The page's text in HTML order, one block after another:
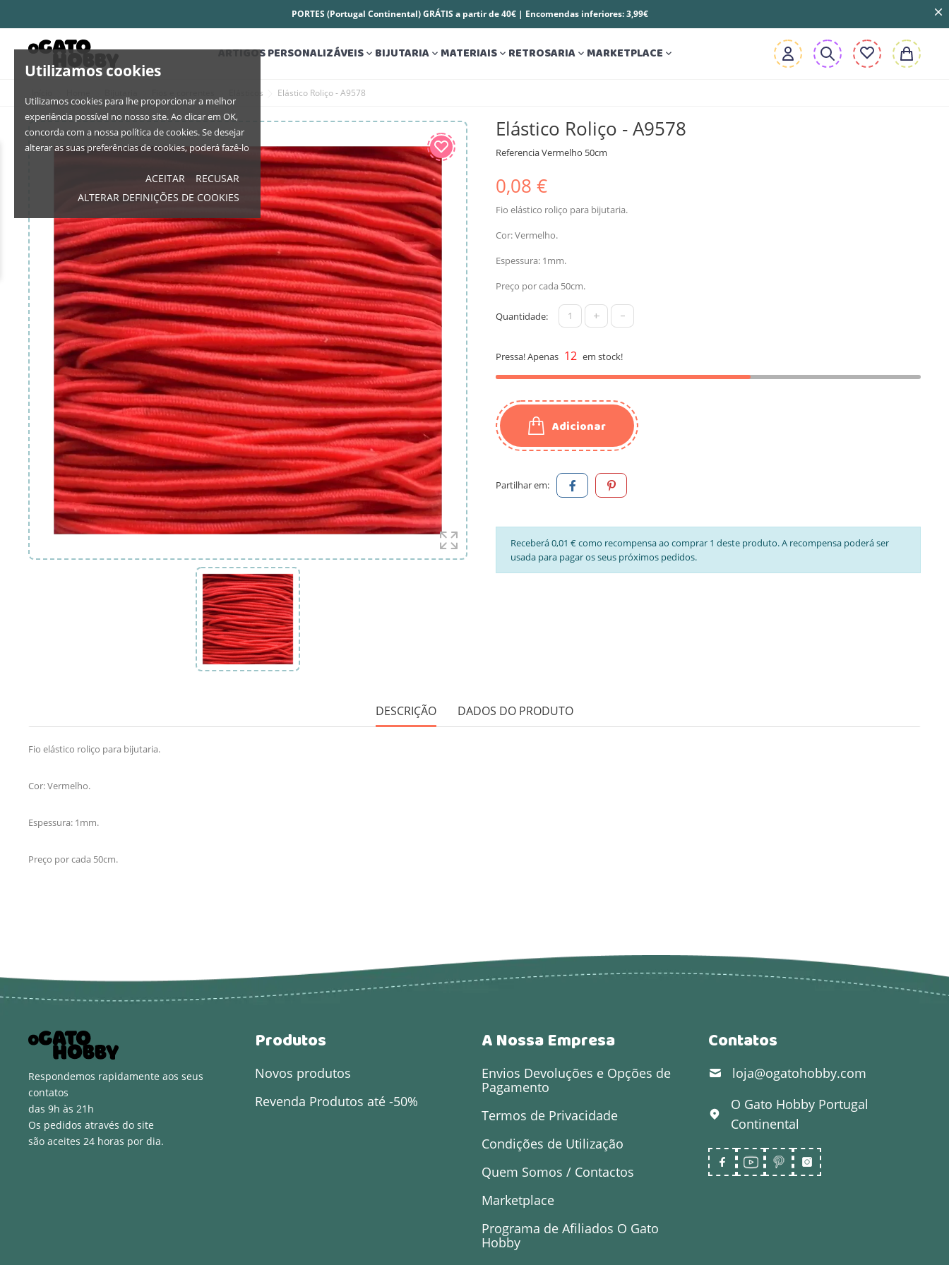
Utilizamos cookies
Utilizamos cookies para lhe proporcionar a melhor
experiência possível no nosso site. Ao clicar em OK,
concorda com a nossa política de cookies. Se desejar
alterar as suas preferências de cookies, poderá fazê-lo
ACEITAR
RECUSAR
ALTERAR DEFINIÇÕES DE COOKIES
PORTES (Portugal Continental) GRÁTIS a partir de 40€ | Encomendas inferiores: 3,99€
ARTIGOS PERSONALIZÁVEIS BIJUTARIA MATERIAIS RETROSARIA MARKETPLACE 
Elásticos Elástico Roliço - A9578
Elástico Roliço - A9578
ReferenciaVermelho 50cm
0,08 €
Fio elástico roliço para bijutaria.
Cor: Vermelho.
Espessura: 1mm.
Preço por cada 50cm.
Quantidade: + -
Pressa! Apenas 12 em stock!
Adicionar
Partilhar em:
Receberá 0,01 € como recompensa ao comprar 1 deste produto. A recompensa poderá ser
usada para pagar os seus próximos pedidos.
DESCRIÇÃO DADOS DO PRODUTO
Fio elástico roliço para bijutaria.
Cor: Vermelho.
Espessura: 1mm.
Preço por cada 50cm.
Respondemos rapidamente aos seus
contatos
das 9h às 21h
Os pedidos através do site
são aceites 24 horas por dia.
Produtos
Novos produtos
Revenda Produtos até -50%
A Nossa Empresa
Envios Devoluções e Opções de
Pagamento
Termos de Privacidade
Condições de Utilização
Quem Somos / Contactos
Marketplace
Programa de Afiliados O Gato
Hobby
Contatos
loja@ogatohobby.com
O Gato Hobby Portugal
Continental